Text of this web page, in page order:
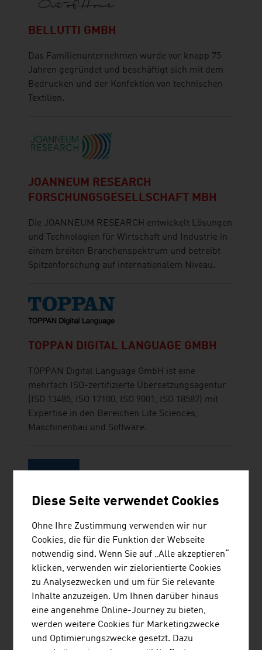
BELLUTTI GMBH
Das Familienunternehmen wurde vor knapp 75
Jahren gegründet und beschäftigt sich mit dem
Bedrucken und der Konfektion von technischen
Textilien.
JOANNEUM RESEARCH
FORSCHUNGSGESELLSCHAFT MBH
Die JOANNEUM RESEARCH entwickelt Lösungen
und Technologien für Wirtschaft und Industrie in
einem breiten Branchenspektrum und betreibt
Spitzenforschung auf internationalem Niveau.
TOPPAN DIGITAL LANGUAGE GMBH
TOPPAN Digital Language GmbH ist eine
mehrfach ISO-zertifizierte Übersetzungsagentur
(ISO 13485, ISO 17100, ISO 9001, ISO 18587) mit
Expertise in den Bereichen Life Sciences,
Maschinenbau und Software.
BRANCHENRADAR.COM
MARKTANALYSE GMBH
HASSLER SABRINA
Diese Seite verwendet Cookies
Ohne Ihre Zustimmung verwenden wir nur
Cookies, die für die Funktion der Webseite
notwendig sind. Wenn Sie auf „Alle akzeptieren“
klicken, verwenden wir zielorientierte Cookies
zu Analysezwecken und um für Sie relevante
Inhalte anzuzeigen. Um Ihnen darüber hinaus
eine angenehme Online-Journey zu bieten,
werden weitere Cookies für Marketingzwecke
und Optimierungszwecke gesetzt. Dazu